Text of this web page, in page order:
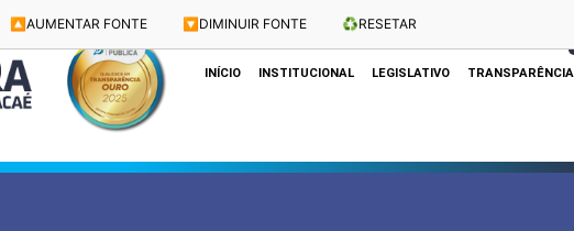
🔼 AUMENTAR FONTE 🔽 DIMINUIR FONTE ♻️RESETAR
Dias e Horários das Sessões: Terças e Quartas às 10h
INÍCIO INSTITUCIONAL LEGISLATIVO TRANSPARÊNCIA